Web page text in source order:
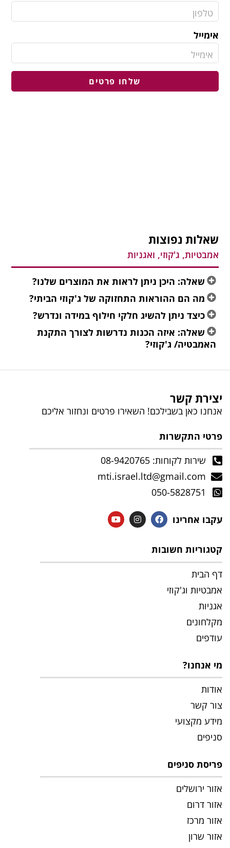
אימייל
שלחו פרטים
שאלות נפוצות
אמבטיות, ג'קוזי, ואגניות
שאלה: היכן ניתן לראות את המוצרים שלנו?
מה הם ההוראות התחזוקה של ג'קוזי הביתי?
כיצד ניתן להשיג חלקי חילוף במידה ונדרש?
שאלה: איזה הכנות נדרשות לצורך התקנת
האמבטיה/ ג'קוזי?
יצירת קשר
אנחנו כאן בשבילכם! השאירו פרטים ונחזור אליכם
פרטי התקשרות
שירות לקוחות: 08-9420765
mti.israel.ltd@gmail.com
050-5828751
עקבו אחרינו
קטגוריות חשובות
דף הבית
אמבטיות וג'קוזי
אגניות
מקלחונים
עודפים
מי אנחנו?
אודות
צור קשר
מידע מקצועי
סניפים
פריסת סניפים
אזור ירושלים
אזור דרום
אזור מרכז
אזור שרון